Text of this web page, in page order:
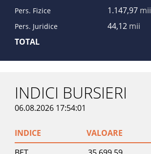
Pers. Fizice 1.147,97 mii
Pers. Juridice 44,12 mii
TOTAL
INDICI BURSIERI
06.08.2026 17:54:01
INDICE VALOARE